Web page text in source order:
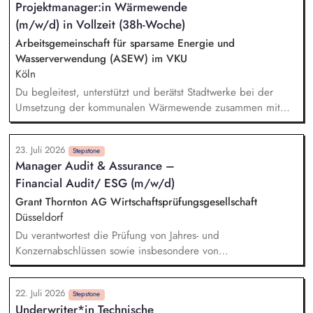
dokumentierst diese in strukturierten Heften und stimmst sie
mit den Stakeholdern ab. Auslegung elektrischer Anlagen:
Du planst und dimensionierst
Niederspannungshauptverteilungen (NSHV),
Unterverteilungen und Datenverteilungssysteme am Standort.
Projektleitung & Mitentwicklung: Du steuerst AC-Projekte von
der Definition bis zur Markteinführung (Zeit, Budget,
Qualität).
Projektmanager:in Wärmewende
(m/w/d) in Vollzeit (38h-Woche)
Arbeitsgemeinschaft für sparsame Energie und
Wasserverwendung (ASEW) im VKU
Köln
Du begleitest, unterstützt und berätst Stadtwerke bei der
Umsetzung der kommunalen Wärmewende zusammen mit
dem Wärmeteam bei der ASEW. Im Fokus stehen
insbesondere vertriebliche Strategien für die Fernwärme, der
Aufbau erneuerbarer Wärmenetze sowie der Ausbau
bestehender Fernwärmesysteme. Du unterstützt Stadtwerke,
wie sie ihre Fernwärmeabrechnung zukunftsfähig aufstellen
können – unter Berücksichtigung von CO₂-Kosten, neuen
regulatorischen Anforderungen und einer passenden
Preisgestaltung.
23. Juli 2026 Stepstone
Manager Audit & Assurance –
Financial Audit/ ESG (m/w/d)
Grant Thornton AG Wirtschaftsprüfungsgesellschaft
Düsseldorf
Du verantwortest die Prüfung von Jahres- und
Konzernabschlüssen sowie insbesondere von
Nachhaltigkeitsberichten. Du berätst und betreust unsere
vielfältige, international ausgerichtete Mandantschaft bei der
Implementierung von Prozessen und der Erstellung von
22. Juli 2026 Stepstone
Underwriter*in Technische